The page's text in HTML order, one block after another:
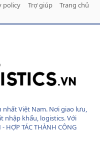
policy Trợ giúp Trang chủ
nhất Việt Nam. Nơi giao lưu,
nhập khẩu, logistics. Với
HỢP TÁC THÀNH CÔNG